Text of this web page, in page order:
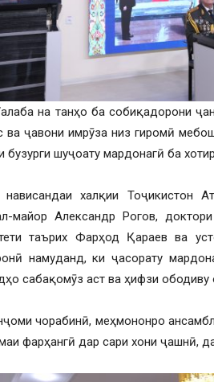
на танҳо ба собиқадорони
ва ҷавони имрӯза низ гиромӣ
бузурги шуҷоату мардонагӣ ба
нависандаи халқии Тоҷикистон
майор Александр Рогов,
таърих Фарҳод Қараев ва
намуданд, ки ҷасорату
сабақомӯз аст ва ҳифзи
чорабинӣ, меҳмононро
фарҳангӣ дар сари хони ҷашнӣ,